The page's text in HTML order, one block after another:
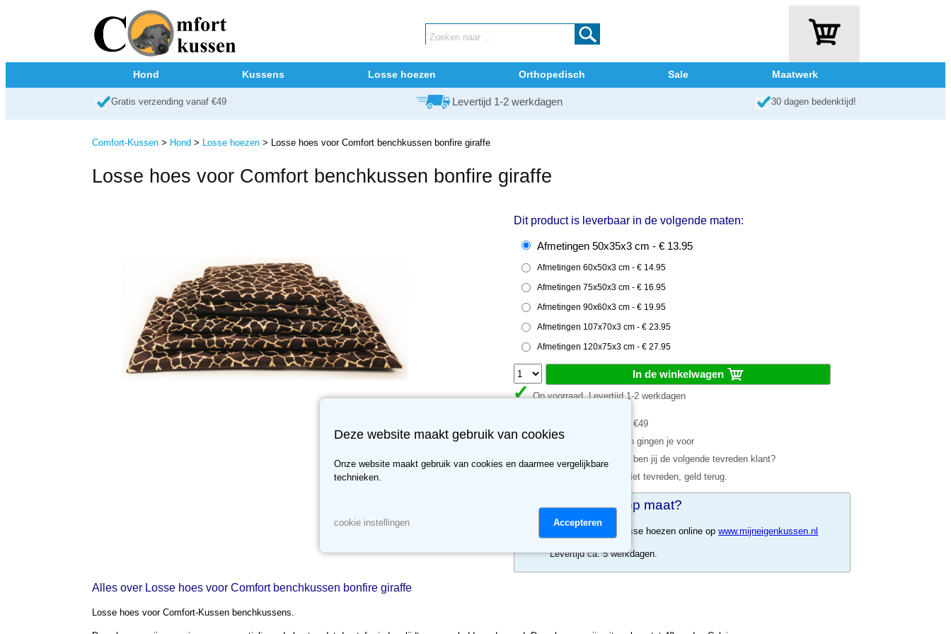
Hond Kussens Losse hoezen Orthopedisch Sale Maatwerk
Gratis verzending vanaf €49 Levertijd 1-2 werkdagen 30 dagen bedenktijd!
Comfort-Kussen> Hond > Losse hoezen> Losse hoes voor Comfort benchkussen bonfire giraffe
Losse hoes voor Comfort benchkussen bonfire giraffe
Dit product is leverbaar in de volgende maten:
Afmetingen 50x35x3 cm - € 13.95
Afmetingen 60x50x3 cm - € 14.95
Afmetingen 75x50x3 cm - € 16.95
Afmetingen 90x60x3 cm - € 19.95
Afmetingen 107x70x3 cm - € 23.95
Afmetingen 120x75x3 cm - € 27.95
In de winkelwagen
Op voorraad. Levertijd 1-2 werkdagen
Gratis verzending vanaf €49
Meer dan 70.000 klanten gingen je voor
Meer dan 3500 reviews, ben jij de volgende tevreden klant?
30 dagen retour recht, niet tevreden, geld terug.
Losse hoes op maat?
Bestel maatwerk losse hoezen online opwww.mijneigenkussen.nl
Levertijd ca. 5 werkdagen.
Alles over Losse hoes voor Comfort benchkussen bonfire giraffe
Losse hoes voor Comfort-Kussen benchkussens.
Deze website maakt gebruik van cookies
Onze website maakt gebruik van cookies en daarmee vergelijkbare
technieken.
cookie instellingen Accepteren